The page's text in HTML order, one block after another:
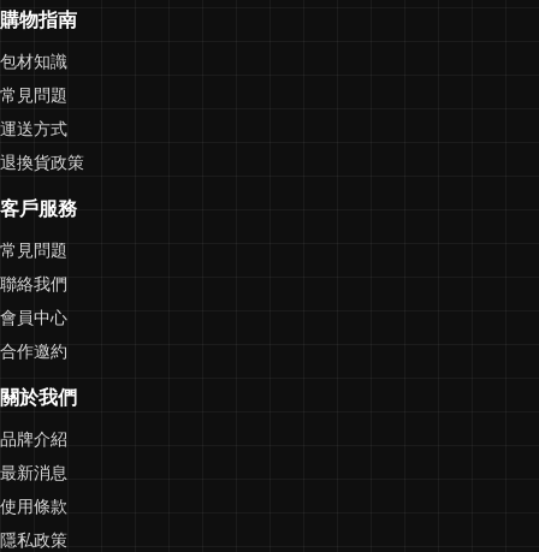
購物指南
包材知識
常見問題
運送方式
退換貨政策
客戶服務
常見問題
聯絡我們
會員中心
合作邀約
關於我們
品牌介紹
最新消息
使用條款
隱私政策